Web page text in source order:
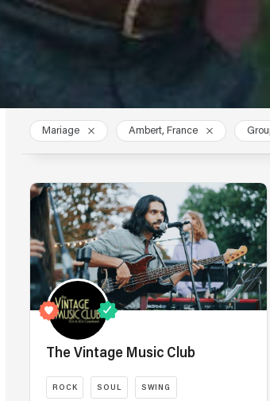
Mariage Ambert, France
The Vintage Music Club
ROCK SOUL SWING